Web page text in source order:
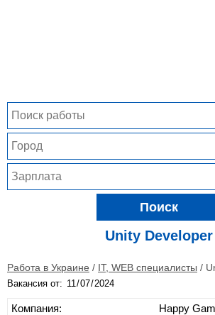
Поиск
Unity Developer
Работа в Украине / IT, WEB специалисты /
Вакансия от:
Компания:
Happy